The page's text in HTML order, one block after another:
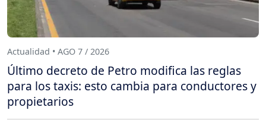
Actualidad • AGO 7 / 2026
Último decreto de Petro modifica las reglas
para los taxis: esto cambia para conductores y
propietarios